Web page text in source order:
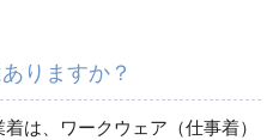
ズボン
りますか？
は、ワークウェア（仕事着）